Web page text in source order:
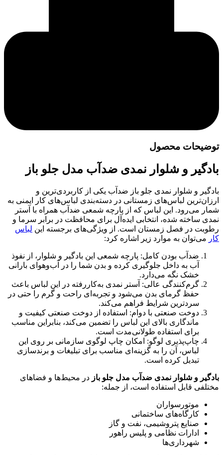
توضیحات محصول
بادگیر و شلوار نمدی ضد‌آب مدل جلو باز
بادگیر و شلوار نمدی جلو باز ضد‌آب یکی از کاربردی‌ترین و
ارزان‌ترین لباس‌های زمستانی در دسته‌بندی لباس‌های کار ایمنی به
شمار می‌رود. این لباس که از پارچه شمعی ضد‌آب همراه با آستر
نمدی ساخته شده، انتخابی ایده‌آل برای محافظت در برابر سرما و
رطوبت در فصل زمستان است. از ویژگی‌های برجسته این لباس
کار می‌توان به موارد زیر اشاره کرد:
ضدآب بودن کامل: پارچه شمعی این بادگیر و شلوار، از نفوذ
آب به داخل جلوگیری کرده و بدن شما را در آب‌وهوای بارانی
خشک نگه می‌دارد.
گرم‌کنندگی عالی: آستر نمدی به‌کاررفته در این لباس باعث
حفظ گرمای بدن می‌شود و تجربه‌ای راحت و گرم را حتی در
سردترین شرایط فراهم می‌کند.
دوخت صنعتی با دوام: استفاده از دوخت صنعتی کیفیت و
ماندگاری بالای این لباس را تضمین می‌کند، بنابراین مناسب
برای استفاده طولانی‌مدت است.
چاپ‌پذیری لوگو: امکان چاپ لوگوی سازمانی بر روی این
لباس، آن را به گزینه‌ای مناسب برای تبلیغات و برندسازی
تبدیل کرده است.
بادگیر و شلوار نمدی ضد‌آب مدل جلو باز در محیط‌ها و فضاهای
مختلفی قابل استفاده است، از جمله:
موتورسواران
کارگاه‌های ساختمانی
صنایع پتروشیمی، نفت و گاز
ادارات نظامی و پلیس راهور
شهرداری‌ها